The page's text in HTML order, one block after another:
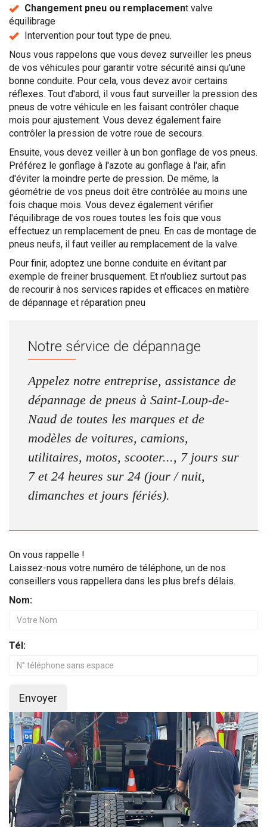
Changement pneu ou remplacement valve
équilibrage
Intervention pour tout type de pneu.
Nous vous rappelons que vous devez surveiller les pneus
de vos véhicules pour garantir votre sécurité ainsi qu'une
bonne conduite. Pour cela, vous devez avoir certains
réflexes. Tout d'abord, il vous faut surveiller la pression des
pneus de votre véhicule en les faisant contrôler chaque
mois pour ajustement. Vous devez également faire
contrôler la pression de votre roue de secours.
Ensuite, vous devez veiller à un bon gonflage de vos pneus.
Préférez le gonflage à l'azote au gonflage à l'air, afin
d'éviter la moindre perte de pression. De même, la
géométrie de vos pneus doit être contrôlée au moins une
fois chaque mois. Vous devez également vérifier
l'équilibrage de vos roues toutes les fois que vous
effectuez un remplacement de pneu. En cas de montage de
pneus neufs, il faut veiller au remplacement de la valve.
Pour finir, adoptez une bonne conduite en évitant par
exemple de freiner brusquement. Et n'oubliez surtout pas
de recourir à nos services rapides et efficaces en matière
de dépannage et réparation pneu
Notre sérvice de dépannage
Appelez notre entreprise, assistance de
dépannage de pneus à Saint-Loup-de-
Naud de toutes les marques et de
modèles de voitures, camions,
utilitaires, motos, scooter..., 7 jours sur
7 et 24 heures sur 24 (jour / nuit,
dimanches et jours fériés).
On vous rappelle !
Laissez-nous votre numéro de téléphone, un de nos
conseillers vous rappellera dans les plus brefs délais.
Nom:
Tél:
Envoyer